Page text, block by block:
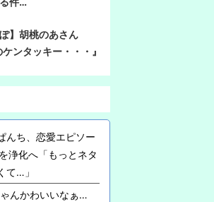
ぽ】胡桃のあさん
ケンタッキー・・・』
んち、恋愛エピソー
浄化へ「もっとネタ
て…」
んかわいいなぁ…